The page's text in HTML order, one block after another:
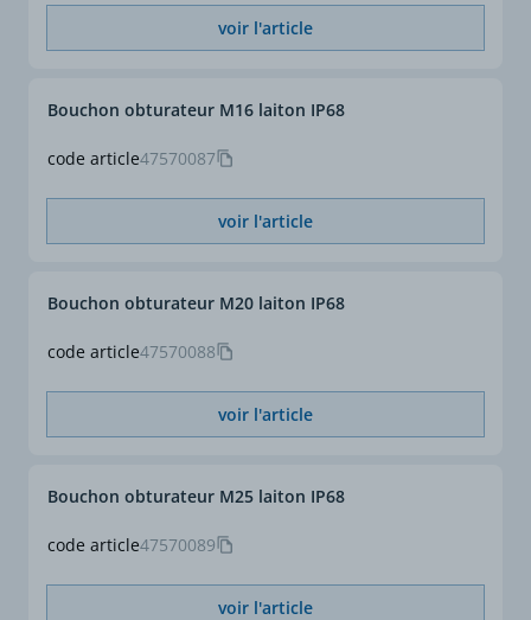
voir l'article
code article47570087
Bouchon obturateur M16 laiton IP68
voir l'article
code article47570088
Bouchon obturateur M20 laiton IP68
voir l'article
code article47570089
Bouchon obturateur M25 laiton IP68
voir l'article